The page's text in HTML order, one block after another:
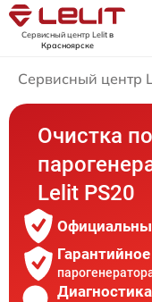
Сервисный центр Lelitв
Красноярске
Сервисный центр
Очистка
Lelit PS20